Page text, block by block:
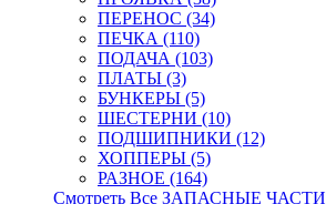
ПЕРЕНОС (34)
ПЕЧКА (110)
ПОДАЧА (103)
ПЛАТЫ (3)
БУНКЕРЫ (5)
ШЕСТЕРНИ (10)
ПОДШИПНИКИ (12)
ХОППЕРЫ (5)
РАЗНОЕ (164)
Смотреть Все ЗАПАСНЫЕ ЧАСТИ